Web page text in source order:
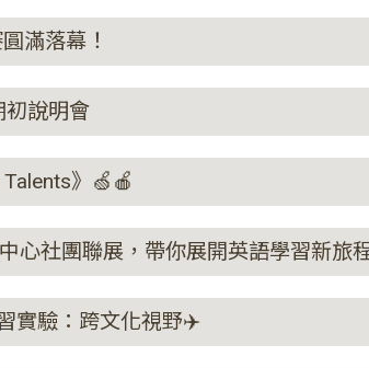
滿落幕！
初說明會
》🍏🍎
心社團聯展，帶你展開英語學習新旅
實驗：跨文化視野✈️